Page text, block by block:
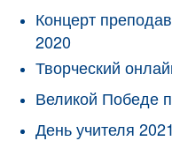
Концерт
2020
Творческий
Великой Победе
День учителя